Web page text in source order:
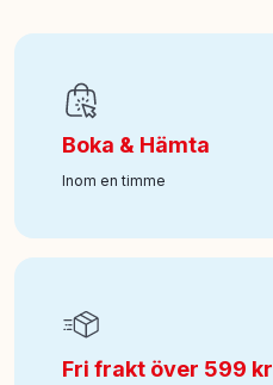
Art nr:550-13-2327-00
Boka & Hämta
Inom en timme
Fri frakt över 599 kr